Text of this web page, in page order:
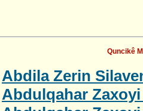
Quncikê
Abdila Zerin
Abdulqahar